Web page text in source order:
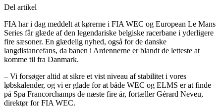
Del artikel
FIA har i dag meddelt at kørerne i FIA WEC og European Le Mans
Series får glæde af den legendariske belgiske racerbane i yderligere
fire sæsoner. En glædelig nyhed, også for de danske
langdistancefans, da banen i Ardennerne er blandt de letteste at
komme til fra Danmark.
– Vi forsøger altid at sikre et vist niveau af stabilitet i vores
løbskalender, og vi er glade for at både WEC og ELMS er at finde
på Spa Francorchamps de næste fire år, fortæller Gérard Neveu,
direktør for FIA WEC.